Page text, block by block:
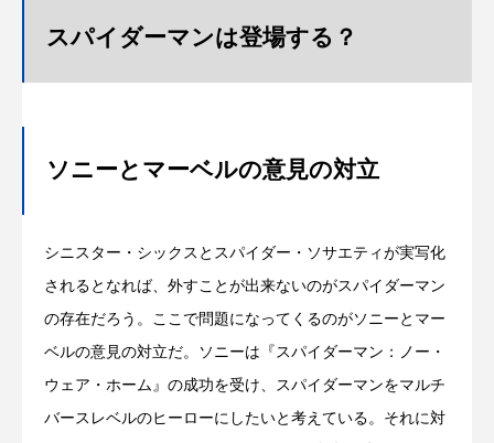
スパイダーマンは登場する？
ソニーとマーベルの意見の対立
シニスター・シックスとスパイダー・ソサエティが実写化
されるとなれば、外すことが出来ないのがスパイダーマン
の存在だろう。ここで問題になってくるのがソニーとマー
ベルの意見の対立だ。ソニーは『スパイダーマン：ノー・
ウェア・ホーム』の成功を受け、スパイダーマンをマルチ
バースレベルのヒーローにしたいと考えている。それに対